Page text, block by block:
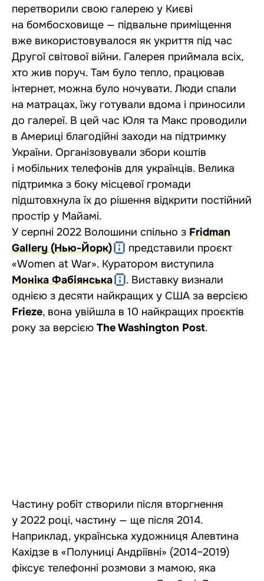
перетворили свою галерею у Києві
на бомбосховище — підвальне приміщення
вже використовувалося як укриття під час
Другої світової війни. Галерея приймала всіх,
хто жив поруч. Там було тепло, працював
інтернет, можна було ночувати. Люди спали
на матрацах, їжу готували вдома і приносили
до галереї. В цей час Юля та Макс проводили
в Америці благодійні заходи на підтримку
України. Організовували збори коштів
і мобільних телефонів для українців. Велика
підтримка з боку місцевої громади
підштовхнула їх до рішення відкрити постійний
простір у Майамі.
У серпні 2022 Волошини спільно з Fridman
Gallery (Нью-Йорк)
представили проєкт
«Women at War». Куратором виступила
Моніка Фабіянська
. Виставку визнали
однією з десяти найкращих у США за версією
Frieze, вона увійшла в 10 найкращих проєктів
року за версією The Washington Post.
Частину робіт створили після вторгнення
у 2022 році, частину — ще після 2014.
Наприклад, українська художниця Алевтина
Кахідзе в «Полуниці Андріївні» (2014–2019)
фіксує телефонні розмови з мамою, яка